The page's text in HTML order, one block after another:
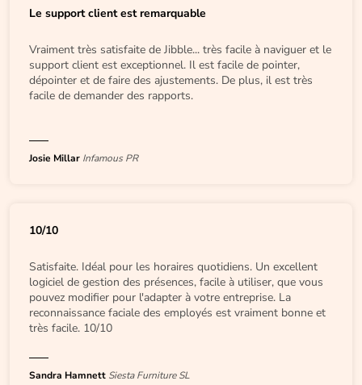
Le support client est remarquable
Vraiment très satisfaite de Jibble... très facile à naviguer et le
support client est exceptionnel. Il est facile de pointer,
dépointer et de faire des ajustements. De plus, il est très
facile de demander des rapports.
Josie Millar Infamous PR
10/10
Satisfaite. Idéal pour les horaires quotidiens. Un excellent
logiciel de gestion des présences, facile à utiliser, que vous
pouvez modifier pour l'adapter à votre entreprise. La
reconnaissance faciale des employés est vraiment bonne et
très facile. 10/10
Sandra Hamnett Siesta Furniture SL